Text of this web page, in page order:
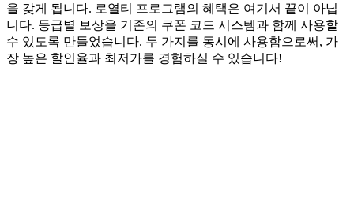
을 갖게 됩니다. 로열티 프로그램의 혜택은 여기서 끝이 아닙
니다. 등급별 보상을 기존의 쿠폰 코드 시스템과 함께 사용할
수 있도록 만들었습니다. 두 가지를 동시에 사용함으로써, 가
장 높은 할인율과 최저가를 경험하실 수 있습니다!